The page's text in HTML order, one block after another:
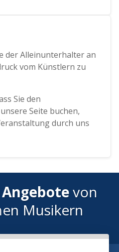
der Alleinunterhalter an
vom Künstlern zu
Sie den
Seite buchen,
durch uns
von
Musikern